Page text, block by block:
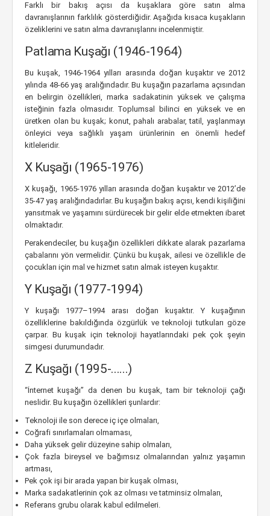
Farklı bir bakış açısı da kuşaklara göre satın alma
davranışlarının farklılık gösterdiğidir. Aşağıda kısaca kuşakların
özeliklerini ve satın alma davranışlarını incelenmiştir.
Patlama Kuşağı (1946-1964)
Bu kuşak, 1946-1964 yılları arasında doğan kuşaktır ve 2012
yılında 48-66 yaş aralığındadır. Bu kuşağın pazarlama açısından
en belirgin özellikleri, marka sadakatinin yüksek ve çalışma
isteğinin fazla olmasıdır. Toplumsal bilinci en yüksek ve en
üretken olan bu kuşak; konut, pahalı arabalar, tatil, yaşlanmayı
önleyici veya sağlıklı yaşam ürünlerinin en önemli hedef
kitleleridir.
X Kuşağı (1965-1976)
X kuşağı, 1965-1976 yılları arasında doğan kuşaktır ve 2012’de
35-47 yaş aralığındadırlar. Bu kuşağın bakış açısı, kendi kişiliğini
yansıtmak ve yaşamını sürdürecek bir gelir elde etmekten ibaret
olmaktadır.
Perakendeciler, bu kuşağın özellikleri dikkate alarak pazarlama
çabalarını yön vermelidir. Çünkü bu kuşak, ailesi ve özellikle de
çocukları için mal ve hizmet satın almak isteyen kuşaktır.
Y Kuşağı (1977-1994)
Y kuşağı 1977–1994 arası doğan kuşaktır. Y kuşağının
özelliklerine bakıldığında özgürlük ve teknoloji tutkuları göze
çarpar. Bu kuşak için teknoloji hayatlarındaki pek çok şeyin
simgesi durumundadır.
Z Kuşağı (1995-......)
“İnternet kuşağı” da denen bu kuşak, tam bir teknoloji çağı
neslidir. Bu kuşağın özellikleri şunlardır:
Teknoloji ile son derece iç içe olmaları,
Coğrafi sınırlamaları olmaması,
Daha yüksek gelir düzeyine sahip olmaları,
Çok fazla bireysel ve bağımsız olmalarından yalnız yaşamın
artması,
Pek çok işi bir arada yapan bir kuşak olması,
Marka sadakatlerinin çok az olması ve tatminsiz olmaları,
Referans grubu olarak kabul edilmeleri.